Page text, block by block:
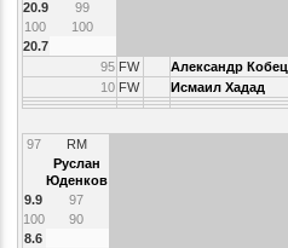
20.9
99
100
100
20.7
95 FW
Александр Кобец
10 FW Исмаил Хадад
97
RM
Руслан
Юденков
9.9
97
100
90
8.6